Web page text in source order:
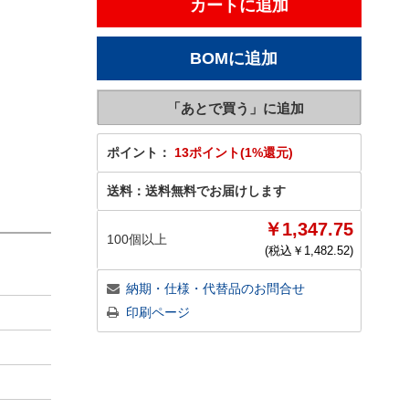
ポイント： 13ポイント(1%還元)
送料： 送料無料でお届けします
100個以上 ￥1,347.75
(税込￥ 1,482.52)
納期・仕様・代替品のお問合せ
印刷ページ